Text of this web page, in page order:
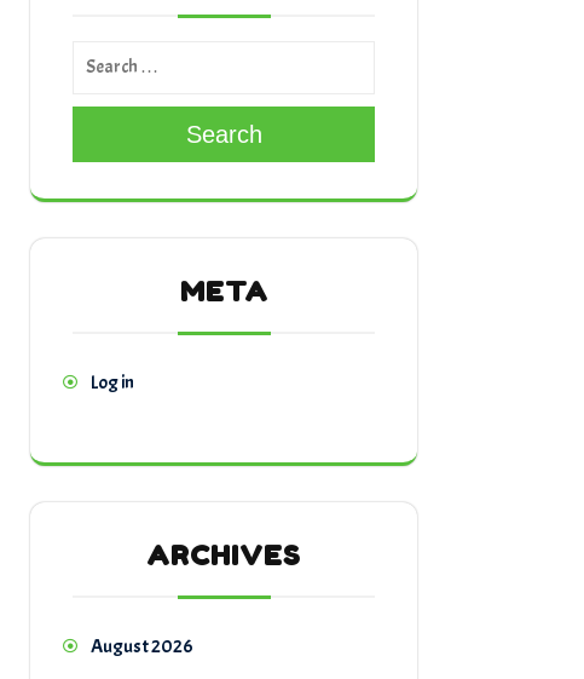
Search
META
Log in
ARCHIVES
August 2026